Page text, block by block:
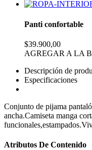
Panti confortable
$39.900,00
AGREGAR A LA
Descripción de
Especificaciones
Conjunto de pijama
ancha.Camiseta manga
Atributos De Contenido